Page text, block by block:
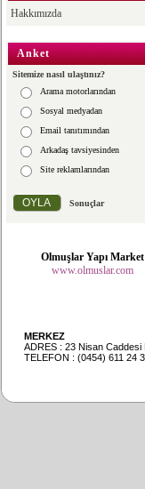
Hakkımızda
Anket
Sitemize nasıl ulaştınız?
Arama motorlarından
Sosyal medyadan
Email tanıtımından
Arkadaş tavsiyesinden
Site reklamlarından
Sonuçlar
Olmuşlar Yapı Market
www.olmuslar.com
MERKEZ
ADRES : 23 Nisan
TELEFON : (0454) 611 24